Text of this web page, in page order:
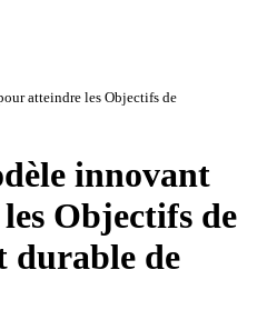
atteindre les Objectifs de
innovant
Objectifs de
durable de